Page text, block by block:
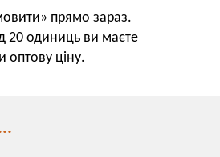
прямо зараз.
20 одиниць ви маєте
оптову ціну.